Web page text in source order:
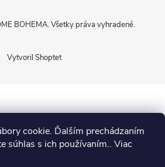
cookie. Ďalším prechádzaním
súhlas s ich používaním.. Viac
Vytvoril Shoptet
BOHEMA. Všetky práva vyhradené.